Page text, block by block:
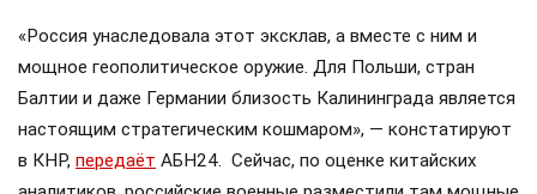
«Россия унаследовала этот эксклав, а вместе с ним и
мощное геополитическое оружие. Для Польши, стран
Балтии и даже Германии близость Калининграда является
настоящим стратегическим кошмаром», — констатируют
в КНР, передаёт АБН24. Сейчас, по оценке китайских